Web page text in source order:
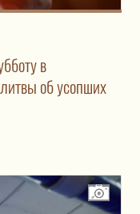
в
об усопших